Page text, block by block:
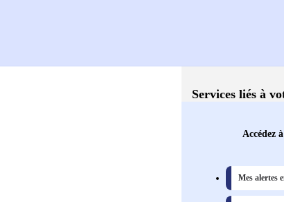
Services liés à
Accédez
Mes alertes